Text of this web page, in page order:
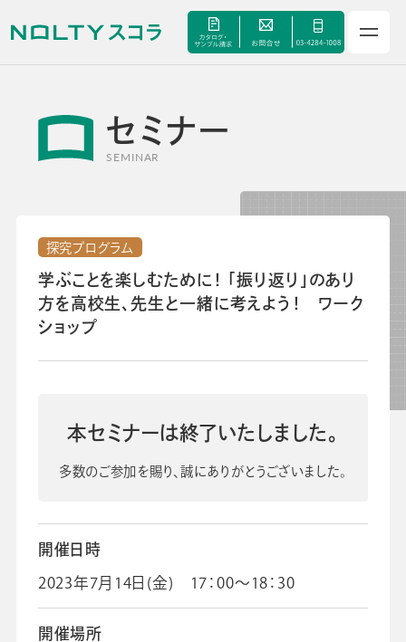
手帳甲子園
資料ダウンロード
先生の学び応援コラム
お知らせ
導入校向け
セミナー
SEMINAR
探究プログラム
学ぶことを楽しむために！ 「振り返り」のあり
方を高校生、先生と一緒に考えよう！ ワーク
ショップ
本セミナーは終了いたしました。
多数のご参加を賜り、誠にありがとうございました。
開催日時
2023年7月14日(金) 17：00～18：30
開催場所